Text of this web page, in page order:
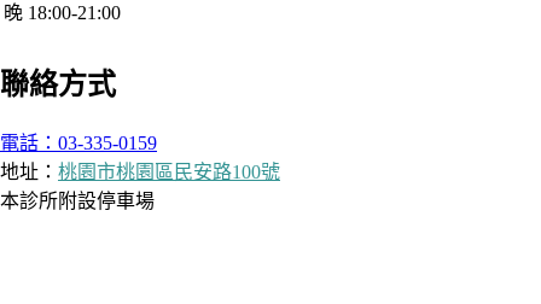
晚 18:00-21:00
聯絡方式
電話：03-335-0159
地址： 桃園市桃園區民安路100號
本診所附設停車場